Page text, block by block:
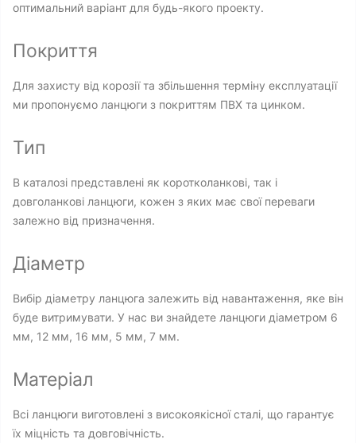
оптимальний варіант для будь-якого проекту.
Покриття
Для захисту від корозії та збільшення терміну експлуатації
ми пропонуємо ланцюги з покриттям ПВХ та цинком.
Тип
В каталозі представлені як коротколанкові, так і
довголанкові ланцюги, кожен з яких має свої переваги
залежно від призначення.
Діаметр
Вибір діаметру ланцюга залежить від навантаження, яке він
буде витримувати. У нас ви знайдете ланцюги діаметром 6
мм, 12 мм, 16 мм, 5 мм, 7 мм.
Матеріал
Всі ланцюги виготовлені з високоякісної сталі, що гарантує
їх міцність та довговічність.